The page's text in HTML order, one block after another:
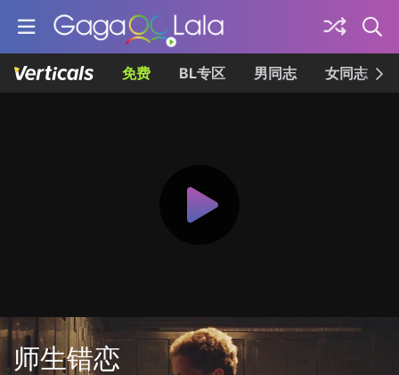
免费 BL专区 男同志 女同志
师生错恋